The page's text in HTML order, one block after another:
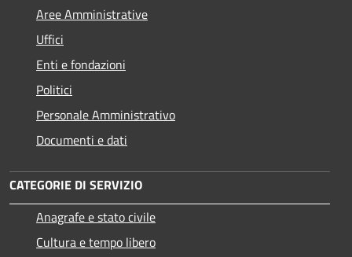
Aree Amministrative
Uffici
Enti e fondazioni
Politici
Personale Amministrativo
Documenti e dati
CATEGORIE DI SERVIZIO
Anagrafe e stato civile
Cultura e tempo libero